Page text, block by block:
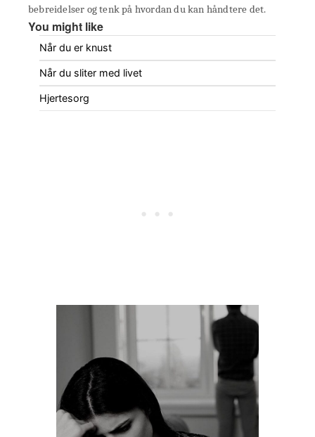
bebreidelser og tenk på hvordan du kan håndtere det.
You might like
Når du er knust
Når du sliter med livet
Hjertesorg